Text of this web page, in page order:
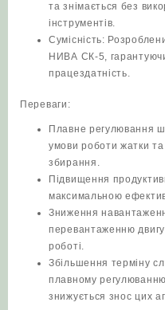
та знімається без
інструментів.
Сумісність:
НИВА СК-5,
працездатність.
Переваги:
Плавне регулювання
умови роботи жатки
збирання.
Підвищення
максимальною
Зниження
перевантаженню
роботі.
Збільшення терміну
плавному
знижується знос цих